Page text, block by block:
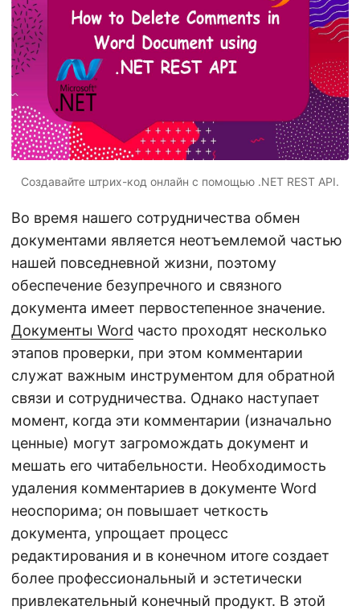
Создавайте штрих-код онлайн с помощью .NET REST API.
Во время нашего сотрудничества обмен
документами является неотъемлемой частью
нашей повседневной жизни, поэтому
обеспечение безупречного и связного
документа имеет первостепенное значение.
Документы Word часто проходят несколько
этапов проверки, при этом комментарии
служат важным инструментом для обратной
связи и сотрудничества. Однако наступает
момент, когда эти комментарии (изначально
ценные) могут загромождать документ и
мешать его читабельности. Необходимость
удаления комментариев в документе Word
неоспорима; он повышает четкость
документа, упрощает процесс
редактирования и в конечном итоге создает
более профессиональный и эстетически
привлекательный конечный продукт. В этой